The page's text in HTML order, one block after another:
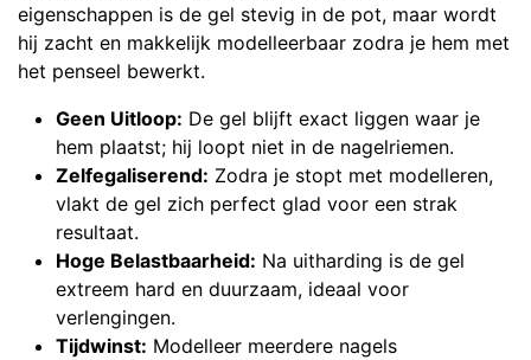
eigenschappen is de gel stevig in de pot, maar wordt
hij zacht en makkelijk modelleerbaar zodra je hem met
het penseel bewerkt.
Geen Uitloop: De gel blijft exact liggen waar je
hem plaatst; hij loopt niet in de nagelriemen.
Zelfegaliserend: Zodra je stopt met modelleren,
vlakt de gel zich perfect glad voor een strak
resultaat.
Hoge Belastbaarheid: Na uitharding is de gel
extreem hard en duurzaam, ideaal voor
verlengingen.
Tijdwinst: Modelleer meerdere nagels